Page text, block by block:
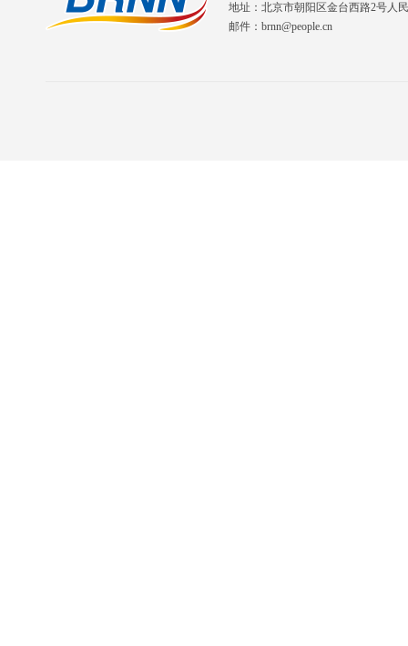
地址：北京市朝阳区金台西路2号人
邮件：brnn@people.cn